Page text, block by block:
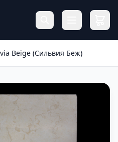
Beige (Сильвия Беж)